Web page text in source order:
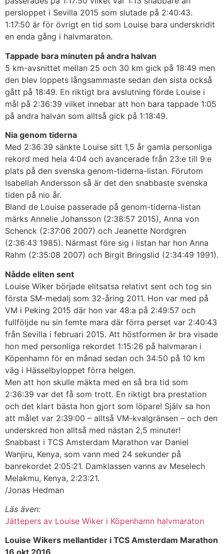
persloppet i Sevilla 2015 som slutade på 2:40:43.
1:17:50 är för övrigt en tid som Louise bara underskridit
en enda gång i halvmaraton.
Tappade bara minuten på andra halvan
5 km-avsnittet mellan 25 och 30 km gick på 18:49 men
den blev loppets långsammaste sedan den sista också
gått på 18:49. En riktigt bra avslutning förde Louise i
mål på 2:36:39 vilket innebar att hon bara tappade 1:05
på andra halvan som alltså gick på 1:18:49.
Nia genom tiderna
Med 2:36:39 sänkte Louise sitt 1,5 år gamla personliga
rekord med hela 4:04 och avancerade från 23:e till 9:e
plats på den svenska genom-tiderna-listan. Förutom
Isabellah Andersson så är det den snabbaste svenska
tiden på nio år.
Bland de Louise passerade på genom-tiderna-listan
märks Annelie Johansson (2:38:57 2015), Anna von
Schenck (2:37:06 2007) och Jeanette Nordgren
(2:36:43 1985). Närmast före sig i listan har hon Anna
Rahm (2:35:08 2007) och Birgit Bringslid (2:34:49 1991).
Nådde eliten sent
Louise Wiker började elitsatsa relativt sent och tog sin
första SM-medalj som 32-åring 2011. Hon var med på
VM i Peking 2015 där hon var 48:a på 2:49:57 och
fullföljde nu sin femte mara där förra perset var 2:40:43
från Sevilla i februari 2015. Att höstformen är bra visade
hon med personliga rekordet 1:15:26 på halvmaran i
Köpenhamn för en månad sedan och 34:50 på 10 km
väg i Hässelbyloppet förra helgen.
Men att hon skulle mäkta med en så bra tid som
2:36:39 var det få som trott. En riktigt bra prestation
och det klart bästa hon gjort som löpare! Själv sa hon
att målet var 2:39:00 – alltså VM-kvalgränsen – och den
underskred hon alltså med nästan 2,5 minuter!
Snabbast i TCS Amsterdam Marathon var Daniel
Wanjiru, Kenya, som vann med 24 sekunder på
banrekordet 2:05:21. Damklassen vanns av Meselech
Melakmu, Kenya, 2:23:21.
/Jonas Hedman
Läs även:
Jättepers av Louise Wiker i Köpenhamn halvmaraton
Louise Wikers mellantider i TCS Amsterdam Marathon